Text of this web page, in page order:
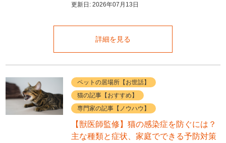
更新日: 2026年07月13日
詳細を見る
ペットの居場所【お世話】
猫の記事【おすすめ】
専門家の記事【ノウハウ】
【獣医師監修】猫の感染症を防ぐには？
主な種類と症状、家庭でできる予防対策